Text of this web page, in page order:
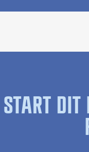
START DIT